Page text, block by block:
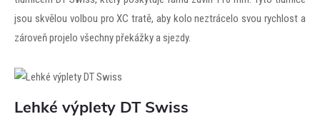
jsou skvělou volbou pro XC tratě, aby kolo neztrácelo svou rychlost a
zároveň projelo všechny překážky a sjezdy.
Lehké výplety DT Swiss